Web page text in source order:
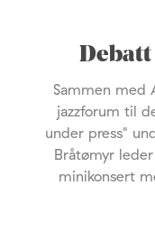
Sammen med
jazzforum til
under press"
Bråtømyr
minikonsert